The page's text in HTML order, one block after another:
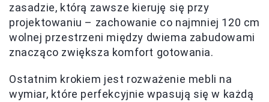
zasadzie, którą zawsze kieruję się przy
projektowaniu – zachowanie co najmniej 120 cm
wolnej przestrzeni między dwiema zabudowami
znacząco zwiększa komfort gotowania.
Ostatnim krokiem jest rozważenie mebli na
wymiar, które perfekcyjnie wpasują się w każdą